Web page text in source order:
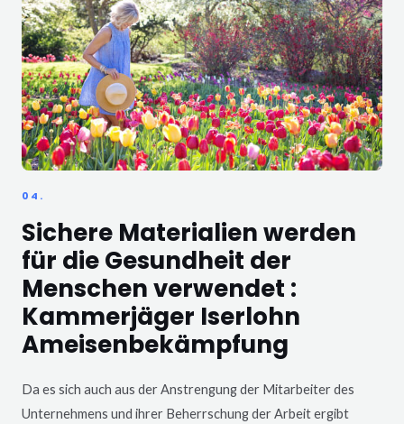
04.
Sichere Materialien werden
für die Gesundheit der
Menschen verwendet :
Kammerjäger Iserlohn
Ameisenbekämpfung
Da es sich auch aus der Anstrengung der Mitarbeiter des
Unternehmens und ihrer Beherrschung der Arbeit ergibt